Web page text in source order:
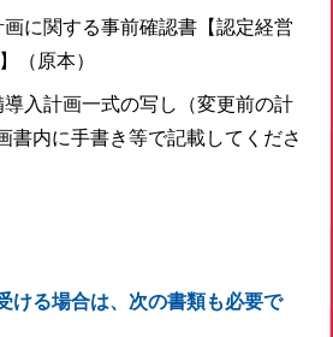
に関する事前確認書【認定経営
（原本）
入計画一式の写し（変更前の計
書内に手書き等で記載してくださ
ける場合は、次の書類も必要で